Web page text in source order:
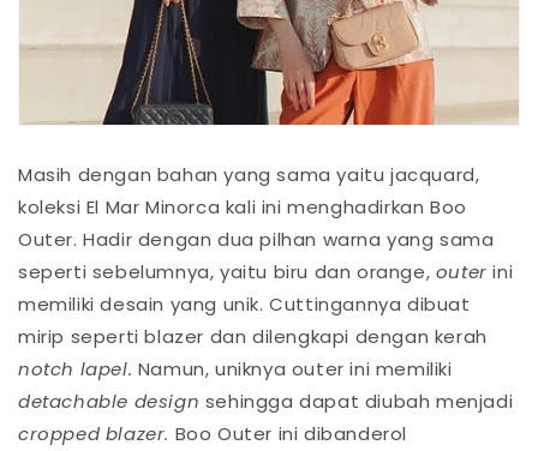
Masih dengan bahan yang sama yaitu jacquard,
koleksi El Mar Minorca kali ini menghadirkan Boo
Outer. Hadir dengan dua pilhan warna yang sama
seperti sebelumnya, yaitu biru dan orange, outerini
memiliki desain yang unik. Cuttingannya dibuat
mirip seperti blazer dan dilengkapi dengan kerah
notch lapel. Namun, uniknya outer ini memiliki
detachable design sehingga dapat diubah menjadi
cropped blazer. Boo Outer ini dibanderol